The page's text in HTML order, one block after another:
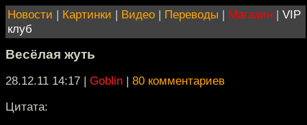
Новости | Картинки | Видео | Переводы | Магазин | VIP
клуб
Весёлая жуть
28.12.11 14:17 | Goblin | 80 комментариев
Цитата: